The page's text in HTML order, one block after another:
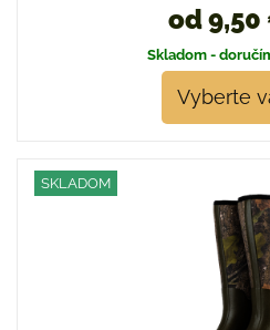
od 9,50
Skladom -
Vyberte
SKLADOM